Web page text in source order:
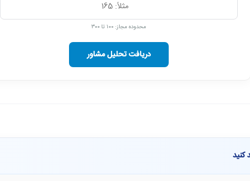
محدوده مجاز: ۱۰۰ تا ۳۰۰
دریافت تحلیل مشاور
کنید